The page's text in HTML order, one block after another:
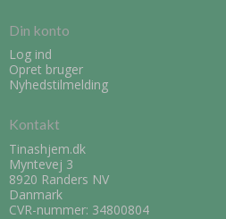
Din konto
Log ind
Opret bruger
Nyhedstilmelding
Kontakt
Tinashjem.dk
Myntevej 3
8920 Randers NV
Danmark
CVR-nummer: 34800804